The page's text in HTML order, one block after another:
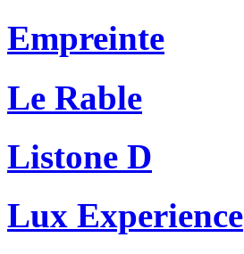
Empreinte
Le Rable
Listone D
Lux Experience